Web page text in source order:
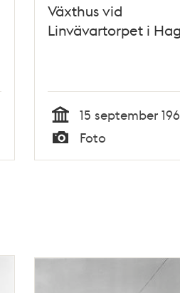
Växthus vid
Linvävartorpet i
Tid
15 september
Typ
Foto